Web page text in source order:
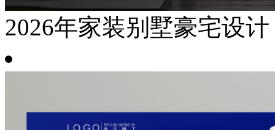
2026年家装别墅豪宅设计